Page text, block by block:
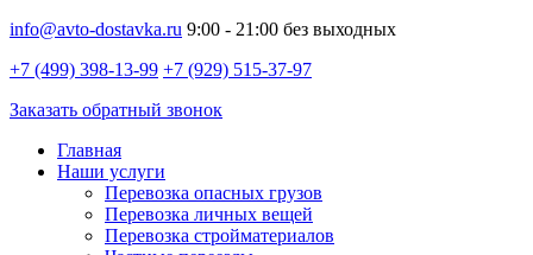
info@avto-dostavka.ru 9:00 - 21:00 без выходных
+7 (499) 398-13-99 +7 (929) 515-37-97
Заказать обратный звонок
Главная
Наши услуги
Перевозка опасных грузов
Перевозка личных вещей
Перевозка стройматериалов